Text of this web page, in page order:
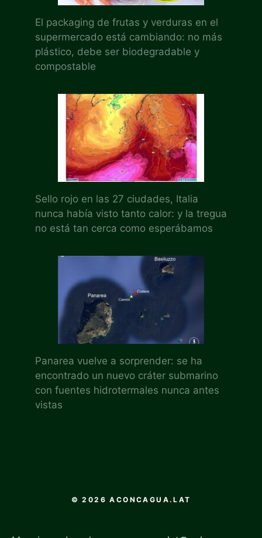
El packaging de frutas y verduras en el
supermercado está cambiando: no más
plástico, debe ser biodegradable y
compostable
Sello rojo en las 27 ciudades, Italia
nunca había visto tanto calor: y la tregua
no está tan cerca como esperábamos
Panarea vuelve a sorprender: se ha
encontrado un nuevo cráter submarino
con fuentes hidrotermales nunca antes
vistas
© 2026 ACONCAGUA.LAT